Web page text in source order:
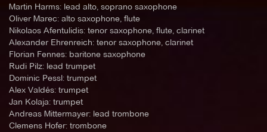
Martin Harms: lead alto, soprano saxophone
Oliver Marec: alto saxophone, flute
Nikolaos Afentulidis: tenor saxophone, flute, clarinet
Alexander Ehrenreich: tenor saxophone, clarinet
Florian Fennes: baritone saxophone
Rudi Pilz: lead trumpet
Dominic Pessl: trumpet
Alex Valdés: trumpet
Jan Kolaja: trumpet
Andreas Mittermayer: lead trombone
Clemens Hofer: trombone